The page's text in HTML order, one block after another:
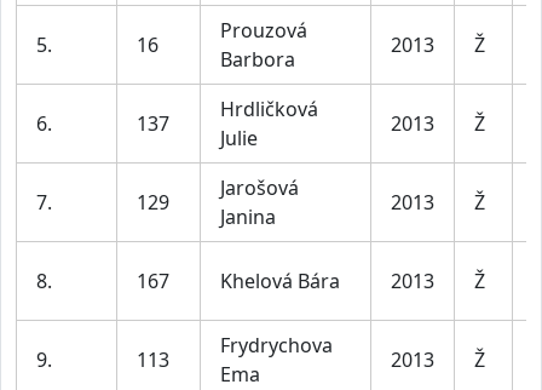
5. 16
Prouzová
Barbora
2013 Ž
6. 137
Hrdličková
Julie
2013 Ž
7. 129
Jarošová
Janina
2013 Ž
8. 167 Khelová Bára 2013 Ž
9. 113
Frydrychova
Ema
2013 Ž